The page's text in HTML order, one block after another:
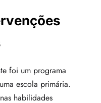
foi um programa
escola primária.
habilidades